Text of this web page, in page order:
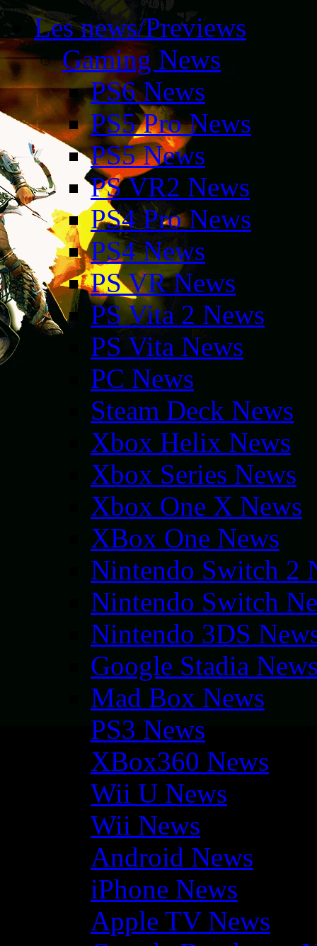
Les news/Previews
Gaming News
PS6 News
PS5 Pro News
PS5 News
PS VR2 News
PS4 Pro News
PS4 News
PS VR News
PS Vita 2 News
PS Vita News
PC News
Steam Deck News
Xbox Helix News
Xbox Series News
Xbox One X News
XBox One News
Nintendo Switch 2
Nintendo Switch
Nintendo 3DS
Google Stadia
Mad Box News
PS3 News
XBox360 News
Wii U News
Wii News
Android News
iPhone News
Apple TV News